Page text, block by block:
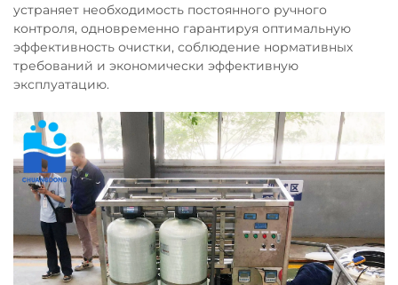
устраняет необходимость постоянного ручного
контроля, одновременно гарантируя оптимальную
эффективность очистки, соблюдение нормативных
требований и экономически эффективную
эксплуатацию.